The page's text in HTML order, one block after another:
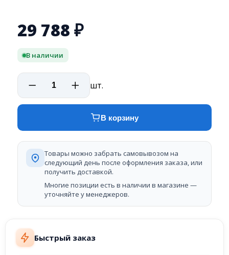
Быстрый заказ
29 788 ₽
В наличии
шт.
В корзину
Товары можно забрать самовывозом на
следующий день после оформления заказа, или
получить доставкой.
Многие позиции есть в наличии в магазине —
уточняйте у менеджеров.